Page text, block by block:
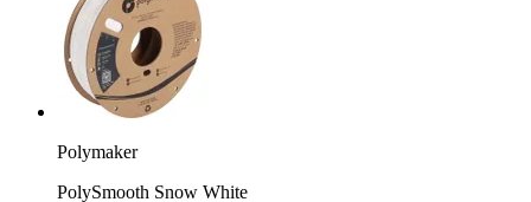
Polymaker
PolySmooth Snow White